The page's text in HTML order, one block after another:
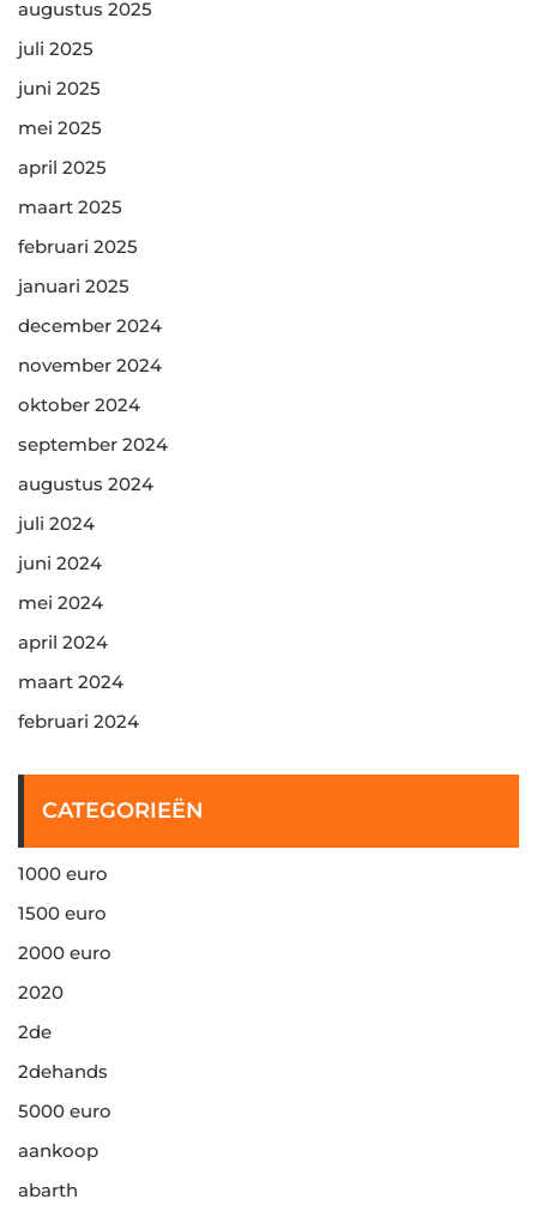
augustus 2025
juli 2025
juni 2025
mei 2025
april 2025
maart 2025
februari 2025
januari 2025
december 2024
november 2024
oktober 2024
september 2024
augustus 2024
juli 2024
juni 2024
mei 2024
april 2024
maart 2024
februari 2024
CATEGORIEËN
1000 euro
1500 euro
2000 euro
2020
2de
2dehands
5000 euro
aankoop
abarth